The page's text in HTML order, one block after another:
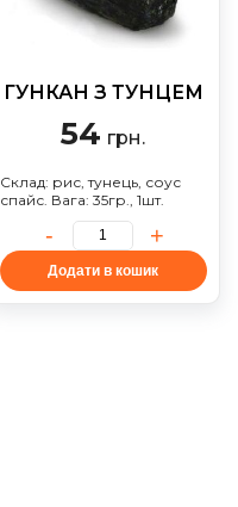
ГУНКАН З ТУНЦЕМ
54 грн.
Склад: рис, тунець, соус
спайс. Вага: 35гр., 1шт.
Додати в кошик